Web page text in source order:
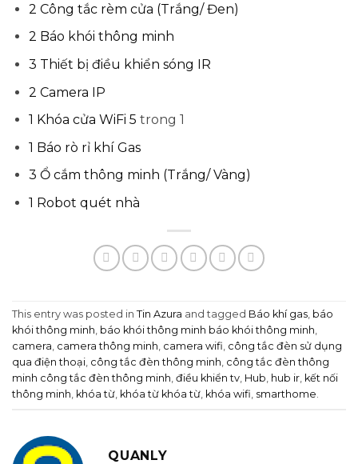
2 Công tắc rèm cửa (Trắng/ Đen)
2 Báo khói thông minh
3 Thiết bị điều khiển sóng IR
2 Camera IP
1 Khóa cửa WiFi 5 trong 1
1 Báo rò rỉ khí Gas
3 Ổ cắm thông minh (Trắng/ Vàng)
1 Robot quét nhà
This entry was posted in Tin Azura and tagged Báo khí gas, báo
khói thông minh, báo khói thông minh báo khói thông minh,
camera, camera thông minh, camera wifi, công tắc đèn sử dụng
qua điện thoại, công tắc đèn thông minh, công tắc đèn thông
minh công tắc đèn thông minh, điều khiển tv, Hub, hub ir, kết nối
thông minh, khóa từ, khóa từ khóa từ, khóa wifi, smarthome.
QUANLY